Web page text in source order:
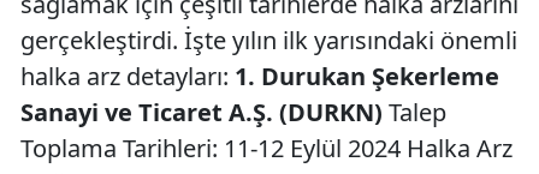
gerçekleştirdi. İşte yılın ilk yarısındaki önemli
halka arz detayları: 1. Durukan Şekerleme
Sanayi ve Ticaret A.Ş. (DURKN) Talep
Toplama Tarihleri: 11-12 Eylül 2024 Halka Arz